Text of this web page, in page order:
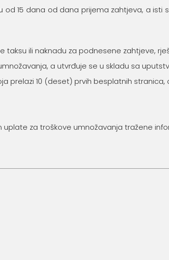
od 15 dana od dana prijema zahtjeva, a
taksu ili naknadu za podnesene zahtjeve,
a utvrđuje se u skladu sa
prelazi 10 (deset) prvih besplatnih stranica,
uplate za troškove umnožavanja tražene